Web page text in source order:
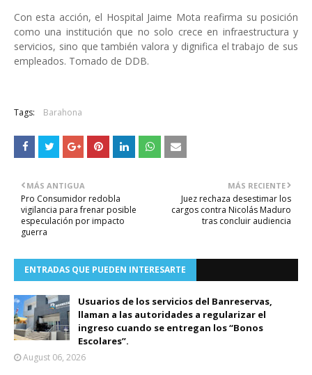
Con esta acción, el Hospital Jaime Mota reafirma su posición
como una institución que no solo crece en infraestructura y
servicios, sino que también valora y dignifica el trabajo de sus
empleados. Tomado de DDB.
Tags: Barahona
MÁS RECIENTE
Juez rechaza desestimar los
cargos contra Nicolás Maduro
tras concluir audiencia
MÁS ANTIGUA
Pro Consumidor redobla
vigilancia para frenar posible
especulación por impacto
guerra
ENTRADAS QUE PUEDEN INTERESARTE
Usuarios de los servicios del Banreservas,
llaman a las autoridades a regularizar el
ingreso cuando se entregan los “Bonos
Escolares”.
August 06, 2026